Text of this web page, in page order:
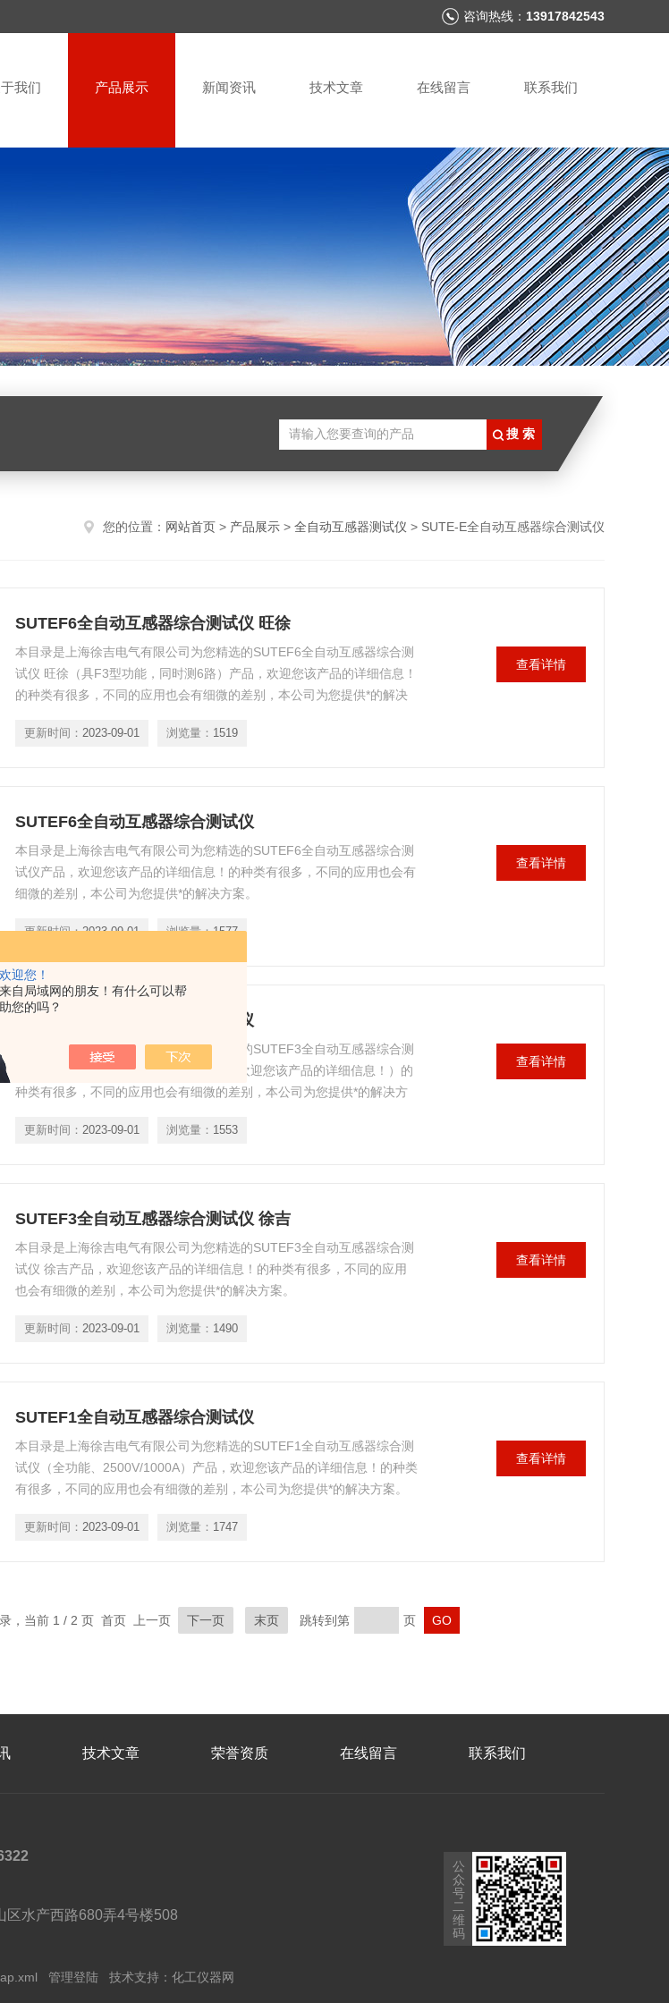
欢迎您！
来自局域网的朋友！有什么可以帮
助您的吗？
咨询热线： 13917842543
我们 产品展示 新闻资讯 技术文章 在线留言 联系我们
您的位置： 网站首页 > 产品展示 > 全自动互感器测试仪 > SUTE-E全自动互感器综合测试仪
SUTEF6全自动互感器综合测试仪 旺徐
本目录是上海徐吉电气有限公司为您精选的SUTEF6全自动互感器综合测
试仪 旺徐（具F3型功能，同时测6路）产品，欢迎您该产品的详细信息！
的种类有很多，不同的应用也会有细微的差别，本公司为您提供*的解决
更新时间： 2023-09-01 浏览量： 1519
查看详情
SUTEF6全自动互感器综合测试仪
本目录是上海徐吉电气有限公司为您精选的SUTEF6全自动互感器综合测
试仪产品，欢迎您该产品的详细信息！的种类有很多，不同的应用也会有
细微的差别，本公司为您提供*的解决方案。
更新时间：2023-09-01 浏览量：1577
查看详情
SUTEF3全自动互感器综合测试仪
本目录是上海徐吉电气有限公司为您精选的SUTEF3全自动互感器综合测
试仪（具F1型功能，同时测3路）产品，欢迎您该产品的详细信息！）的
种类有很多，不同的应用也会有细微的差别，本公司为您提供*的解决方
更新时间： 2023-09-01 浏览量： 1553
查看详情
SUTEF3全自动互感器综合测试仪 徐吉
本目录是上海徐吉电气有限公司为您精选的SUTEF3全自动互感器综合测
试仪 徐吉产品，欢迎您该产品的详细信息！的种类有很多，不同的应用
也会有细微的差别，本公司为您提供*的解决方案。
更新时间： 2023-09-01 浏览量： 1490
查看详情
SUTEF1全自动互感器综合测试仪
本目录是上海徐吉电气有限公司为您精选的SUTEF1全自动互感器综合测
试仪（全功能、2500V/1000A）产品，欢迎您该产品的详细信息！的种类
有很多，不同的应用也会有细微的差别，本公司为您提供*的解决方案。
更新时间： 2023-09-01 浏览量： 1747
查看详情
，当前 1 / 2 页 首页 上一页 下一页 末页 跳转到第 页
技术文章 荣誉资质 在线留言 联系我们
区水产西路680弄4号楼508
管理登陆 技术支持： 化工仪器网
公
众
号
二
维
码